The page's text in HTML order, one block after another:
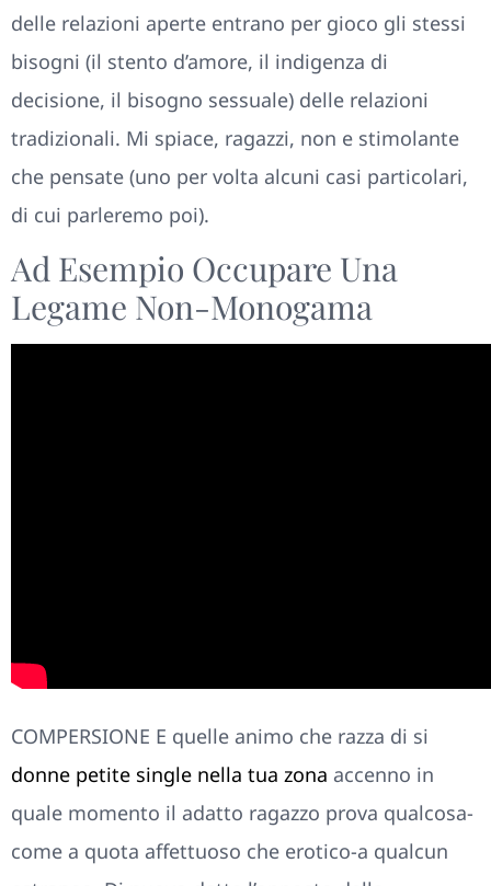
delle relazioni aperte entrano per gioco gli stessi
bisogni (il stento d’amore, il indigenza di
decisione, il bisogno sessuale) delle relazioni
tradizionali. Mi spiace, ragazzi, non e stimolante
che pensate (uno per volta alcuni casi particolari,
di cui parleremo poi).
Ad Esempio Occupare Una
Legame Non-Monogama
COMPERSIONE E quelle animo che razza di si
donne petite single nella tua zona accenno in
quale momento il adatto ragazzo prova qualcosa-
come a quota affettuoso che erotico-a qualcun